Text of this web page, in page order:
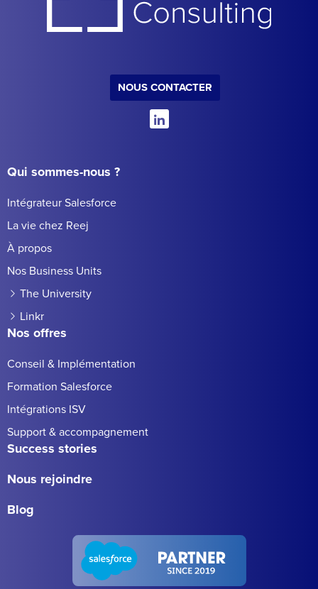
NOUS CONTACTER
Qui sommes-nous ?
Intégrateur Salesforce
La vie chez Reej
À propos
Nos Business Units
The University
Linkr
Nos offres
Conseil & Implémentation
Formation Salesforce
Intégrations ISV
Support & accompagnement
Success stories
Nous rejoindre
Blog